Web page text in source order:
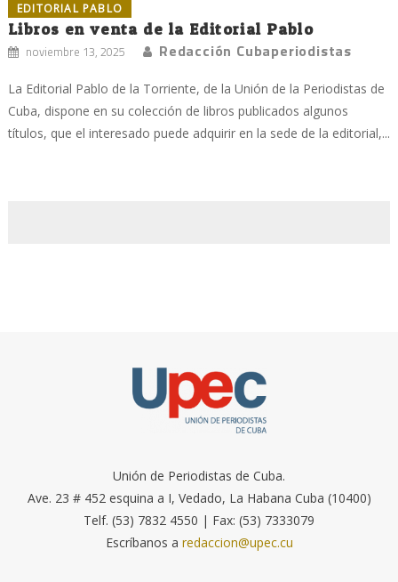
EDITORIAL PABLO
Libros en venta de la Editorial Pablo
noviembre 13, 2025 Redacción Cubaperiodistas
La Editorial Pablo de la Torriente, de la Unión de la Periodistas de
Cuba, dispone en su colección de libros publicados algunos
títulos, que el interesado puede adquirir en la sede de la editorial,...
Unión de Periodistas de Cuba.
Ave. 23 # 452 esquina a I, Vedado, La Habana Cuba (10400)
Telf. (53) 7832 4550 | Fax: (53) 7333079
Escríbanos a redaccion@upec.cu